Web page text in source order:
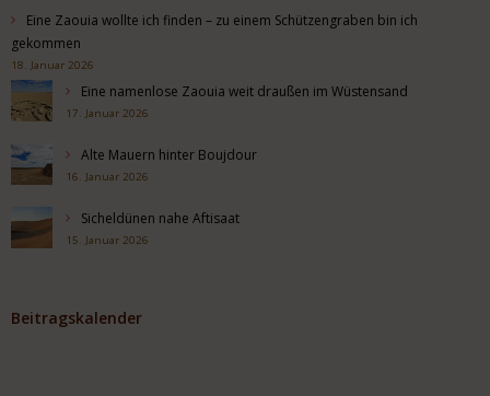
Eine Zaouia wollte ich finden – zu einem Schützengraben bin ich
gekommen
18. Januar 2026
Eine namenlose Zaouia weit draußen im Wüstensand
17. Januar 2026
Alte Mauern hinter Boujdour
16. Januar 2026
Sicheldünen nahe Aftisaat
15. Januar 2026
Beitragskalender